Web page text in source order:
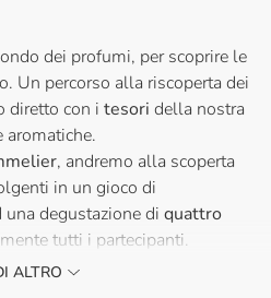
dei profumi, per scoprire le
Un percorso alla riscoperta dei
diretto con i tesori della nostra
aromatiche.
, andremo alla scoperta
in un gioco di
una degustazione di quattro
tutti i partecipanti.
ALTRO